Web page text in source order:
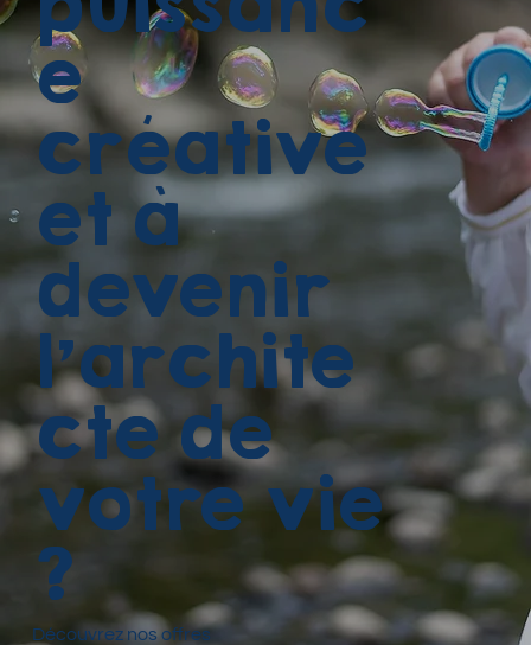
e
créative
et à
devenir
l’archite
cte de
votre vie
?
Découvrez nos offres